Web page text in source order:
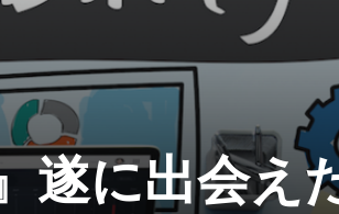
遂に出会え